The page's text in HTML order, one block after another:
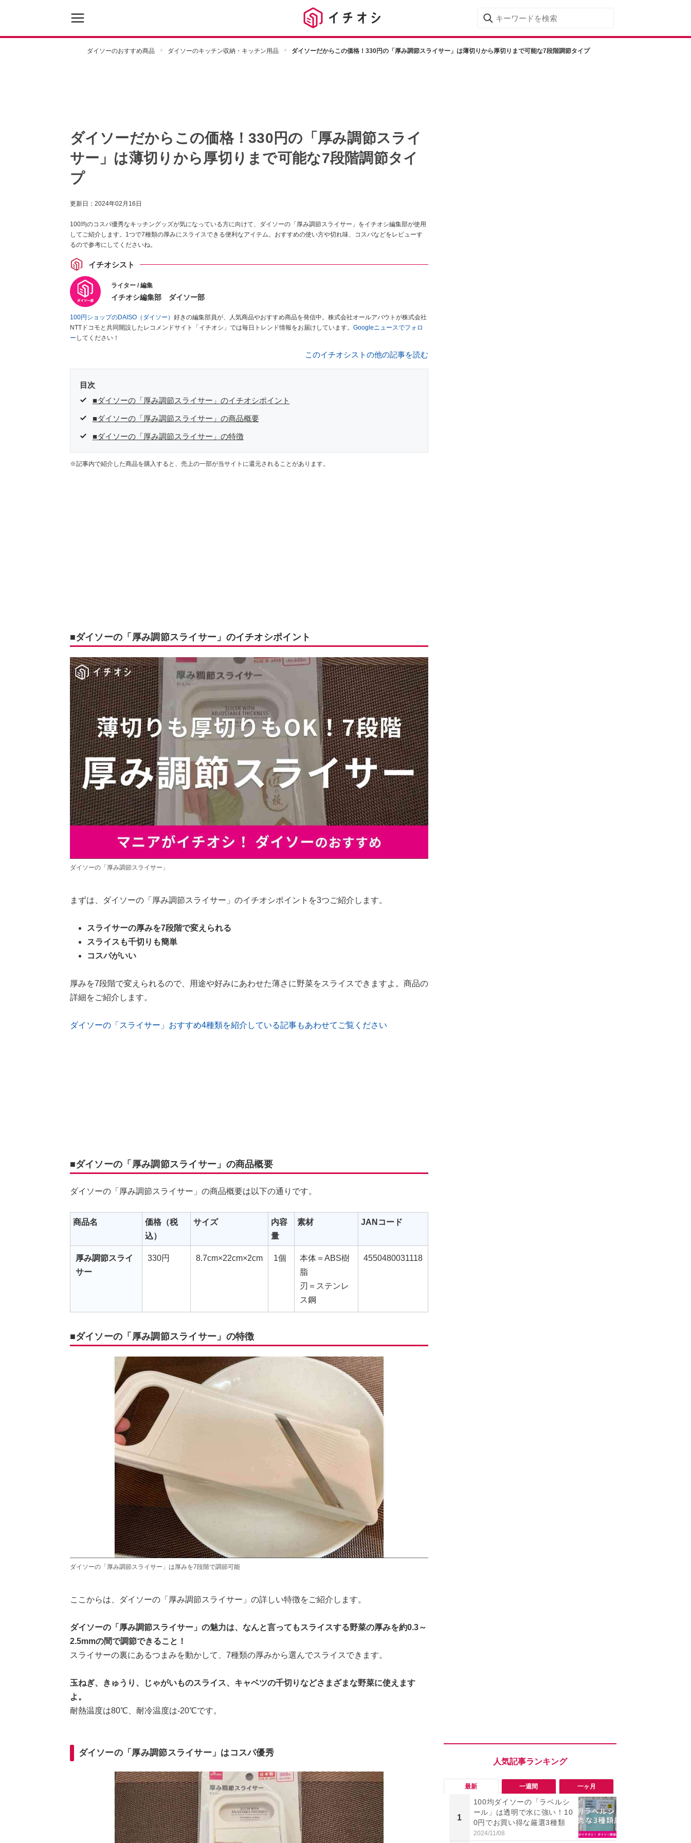
ダイソーのおすすめ商品 ダイソーのキッチン収納・キッチン用品 ダイソーだからこの価格！330円の「厚み調節スライサー」は薄切りから厚切りまで可能な7段階調節タイプ
ダイソーだからこの価格！330円の「厚み調節スライ
サー」は薄切りから厚切りまで可能な7段階調節タイ
プ
更新日： 2024年02月16日
100均のコスパ優秀なキッチングッズが気になっている方に向けて、ダイソーの「厚み調節スライサー」をイチオシ編集部が使用
してご紹介します。1つで7種類の厚みにスライスできる便利なアイテム。おすすめの使い方や切れ味、コスパなどをレビューす
るので参考にしてくださいね。
イチオシスト
ライター / 編集
イチオシ編集部 ダイソー部
100円ショップのDAISO（ダイソー） 好きの編集部員が、人気商品やおすすめ商品を発信中。株式会社オールアバウトが株式会社
NTTドコモと共同開設したレコメンドサイト「イチオシ」では毎日トレンド情報をお届けしています。 Googleニュースでフォロ
ー してください！
このイチオシストの他の記事を読む
目次
■ダイソーの「厚み調節スライサー」のイチオシポイント
■ダイソーの「厚み調節スライサー」の商品概要
■ダイソーの「厚み調節スライサー」の特徴
※記事内で紹介した商品を購入すると、売上の一部が当サイトに還元されることがあります。
■ダイソーの「厚み調節スライサー」のイチオシポイント
ダイソーの「厚み調節スライサー」
まずは、ダイソーの「厚み調節スライサー」のイチオシポイントを3つご紹介します。
スライサーの厚みを7段階で変えられる
スライスも千切りも簡単
コスパがいい
厚みを7段階で変えられるので、用途や好みにあわせた薄さに野菜をスライスできますよ。商品の
詳細をご紹介します。
ダイソーの「スライサー」おすすめ4種類を紹介している記事もあわせてご覧ください
■ダイソーの「厚み調節スライサー」の商品概要
ダイソーの「厚み調節スライサー」の商品概要は以下の通りです。
商品名
価格（税
込）
サイズ
内容
量
素材 JANコード
厚み調節スライ
サー
330円 8.7cm×22cm×2cm 1個
本体＝ABS樹
脂
刃＝ステンレ
ス鋼
4550480031118
■ダイソーの「厚み調節スライサー」の特徴
ダイソーの「厚み調節スライサー」は厚みを7段階で調節可能
ここからは、ダイソーの「厚み調節スライサー」の詳しい特徴をご紹介します。
ダイソーの「厚み調節スライサー」の魅力は、なんと言ってもスライスする野菜の厚みを約0.3～
2.5mmの間で調節できること！
スライサーの裏にあるつまみを動かして、7種類の厚みから選んでスライスできます。
玉ねぎ、きゅうり、じゃがいものスライス、キャベツの千切りなどさまざまな野菜に使えます
よ。
耐熱温度は80℃、耐冷温度は-20℃です。
ダイソーの「厚み調節スライサー」はコスパ優秀
最新 一週間 一ヶ月
1
100均ダイソーの「ラベルシ
ール」は透明で水に強い！10
0円でお買い得な厳選3種類
2024/11/08